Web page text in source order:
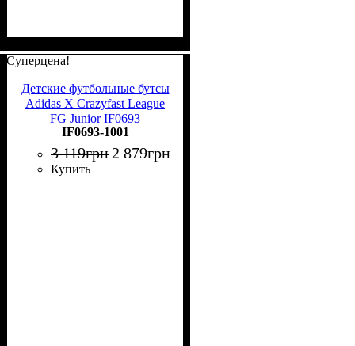
Суперцена!
Детские футбольные бутсы
Adidas X Crazyfast League
FG Junior IF0693
IF0693-1001
3 119грн 2 879грн
Купить